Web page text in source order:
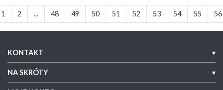
1 2 ... 48 49 50 51 52 53 54 55 56
KONTAKT ▾
NA SKRÓTY ▾